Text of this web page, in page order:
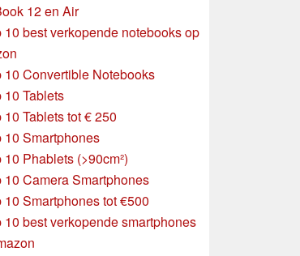
12 en Air
10 best verkopende notebooks op
10 Convertible Notebooks
10 Tablets
10 Tablets tot € 250
10 Smartphones
10 Phablets (>90cm²)
10 Camera Smartphones
10 Smartphones tot €500
10 best verkopende smartphones